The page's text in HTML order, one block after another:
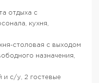
отдыха с
кухня,
столовая с выходом
назначения,
и с/у, 2 гостевые